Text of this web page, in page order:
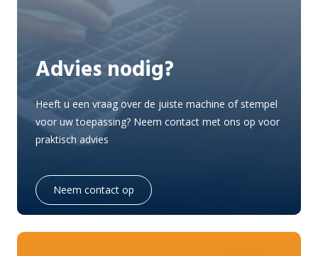
Advies nodig?
Heeft u een vraag over de juiste machine of stempel
voor uw toepassing? Neem contact met ons op voor
praktisch advies
Neem contact op